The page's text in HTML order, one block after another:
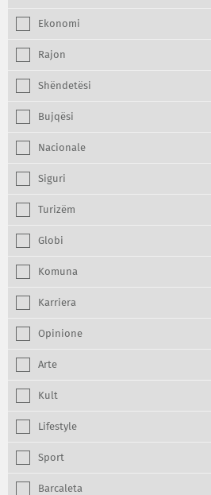
Ekonomi
Rajon
Shëndetësi
Bujqësi
Nacionale
Siguri
Turizëm
Globi
Komuna
Karriera
Opinione
Arte
Kult
Lifestyle
Sport
Barcaleta